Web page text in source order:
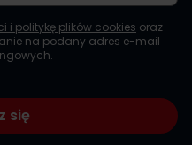
i politykę plików cookies oraz
na podany adres e-mail
się